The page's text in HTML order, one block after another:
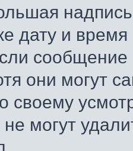
дату и
они могут
своему
не могут